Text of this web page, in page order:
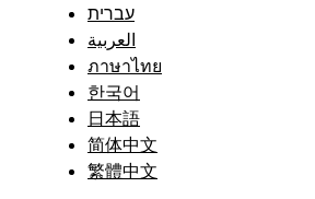
עברית
العربية
ภาษาไทย
한국어
日本語
简体中文
繁體中文